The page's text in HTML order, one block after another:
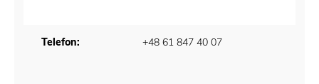
Telefon: +48 61 847 40 07